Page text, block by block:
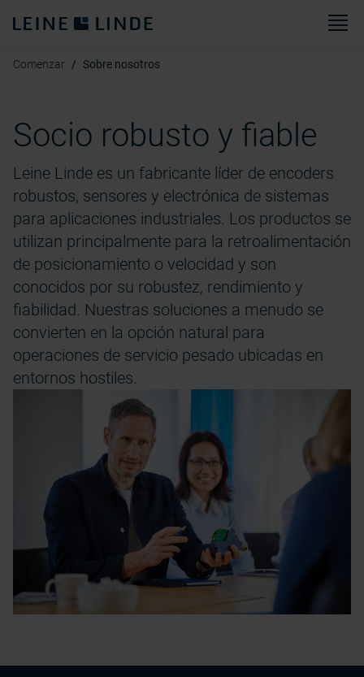
Comenzar Sobre nosotros
Socio robusto y fiable
Leine Linde es un fabricante líder de encoders
robustos, sensores y electrónica de sistemas
para aplicaciones industriales. Los productos se
utilizan principalmente para la retroalimentación
de posicionamiento o velocidad y son
conocidos por su robustez, rendimiento y
fiabilidad. Nuestras soluciones a menudo se
convierten en la opción natural para
operaciones de servicio pesado ubicadas en
entornos hostiles.